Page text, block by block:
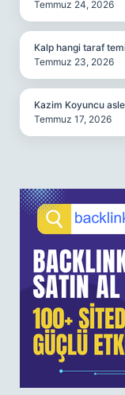
Temmuz 24, 2026
Kalp hangi taraf
Temmuz 23, 2026
Kazim Koyuncu
Temmuz 17, 2026